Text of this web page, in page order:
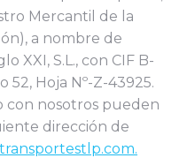
Mercantil de la
a nombre de
XXI, S.L., con CIF B-
52, Hoja Nº-Z-43925.
con nosotros pueden
dirección de